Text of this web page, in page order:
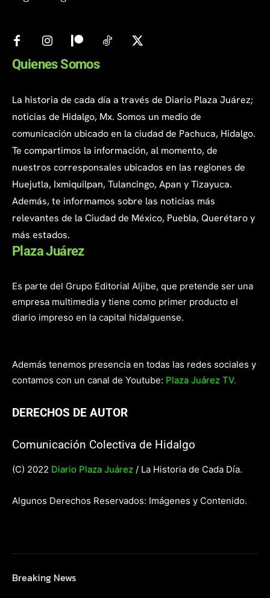
Quienes Somos
La historia de cada día a través de Diario Plaza Juárez;
noticias de Hidalgo, Mx. Somos un medio de
comunicación ubicado en la ciudad de Pachuca, Hidalgo.
Te compartimos la información, al momento, de
nuestros corresponsales ubicados en las regiones de
Huejutla, Ixmiquilpan, Tulancingo, Apan y Tizayuca.
Además, te informamos sobre las noticias más
relevantes de la Ciudad de México, Puebla, Querétaro y
más estados.
Plaza Juárez
Es parte del Grupo Editorial Aljibe, que pretende ser una
empresa multimedia y tiene como primer producto el
diario impreso en la capital hidalguense.
Además tenemos presencia en todas las redes sociales y
contamos con un canal de Youtube: Plaza Juárez TV.
DERECHOS DE AUTOR
Comunicación Colectiva de Hidalgo
(C) 2022 Diario Plaza Juárez / La Historia de Cada Día.
Algunos Derechos Reservados: Imágenes y Contenido.
Breaking News